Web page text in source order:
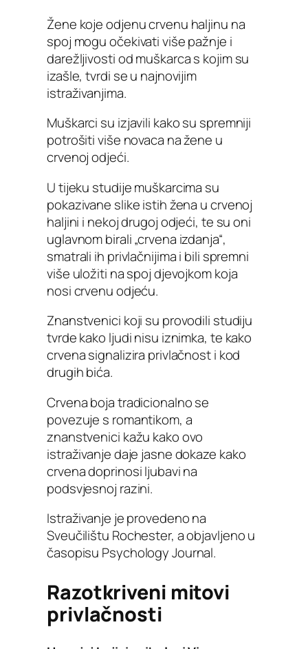
Žene koje odjenu crvenu haljinu na
spoj mogu očekivati više pažnje i
darežljivosti od muškarca s kojim su
izašle, tvrdi se u najnovijim
istraživanjima.
Muškarci su izjavili kako su spremniji
potrošiti više novaca na žene u
crvenoj odjeći.
U tijeku studije muškarcima su
pokazivane slike istih žena u crvenoj
haljini i nekoj drugoj odjeći, te su oni
uglavnom birali „crvena izdanja“,
smatrali ih privlačnijima i bili spremni
više uložiti na spoj djevojkom koja
nosi crvenu odjeću.
Znanstvenici koji su provodili studiju
tvrde kako ljudi nisu iznimka, te kako
crvena signalizira privlačnost i kod
drugih bića.
Crvena boja tradicionalno se
povezuje s romantikom, a
znanstvenici kažu kako ovo
istraživanje daje jasne dokaze kako
crvena doprinosi ljubavi na
podsvjesnoj razini.
Istraživanje je provedeno na
Sveučilištu Rochester, a objavljeno u
časopisu Psychology Journal.
Razotkriveni mitovi
privlačnosti